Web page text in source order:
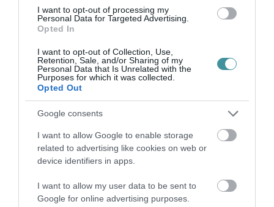
I want to opt-out of processing my
Personal Data for Targeted Advertising.
Opted In
I want to opt-out of Collection, Use,
Retention, Sale, and/or Sharing of my
Personal Data that Is Unrelated with the
Purposes for which it was collected.
Opted Out
Google consents
I want to allow Google to enable storage
related to advertising like cookies on web or
device identifiers in apps.
I want to allow my user data to be sent to
Google for online advertising purposes.
MENTŐK IS A HELYSZÍNRE ÉRKE...
2026. augusztus 06|Riasztó
HÍREK A GARÁZSBÓL: CHERY TIGGO 9
2026. augusztus 06|Barta Autó
LAKÓÉPÜLETEK LÁNGOLTAK SZERDÁN